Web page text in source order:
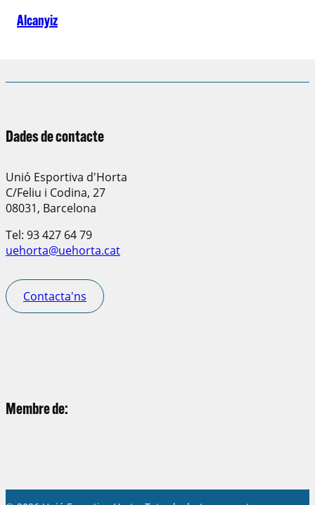
Alcanyiz
Dades de contacte
Unió Esportiva d'Horta
C/Feliu i Codina, 27
08031, Barcelona
Tel: 93 427 64 79
uehorta@uehorta.cat
Contacta'ns
Membre de: